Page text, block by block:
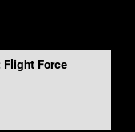
Flight Force